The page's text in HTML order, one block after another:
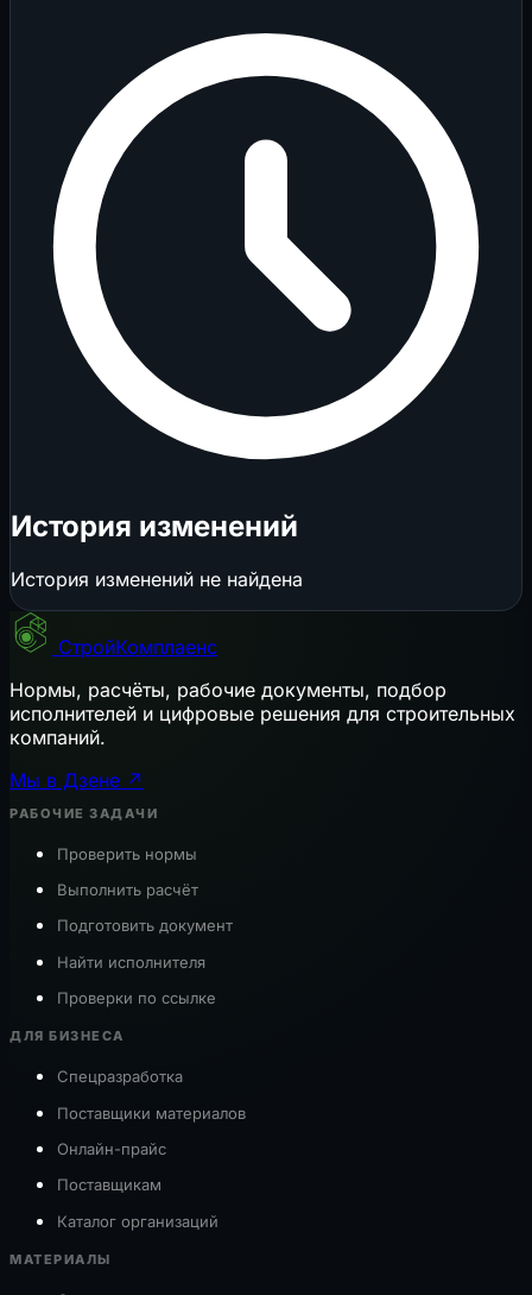
История изменений
История изменений не найдена
СтройКомплаенс
Нормы, расчёты, рабочие документы, подбор
исполнителей и цифровые решения для строительных
компаний.
Мы в Дзене ↗
РАБОЧИЕ ЗАДАЧИ
Проверить нормы
Выполнить расчёт
Подготовить документ
Найти исполнителя
Проверки по ссылке
ДЛЯ БИЗНЕСА
Спецразработка
Поставщики материалов
Онлайн-прайс
Поставщикам
Каталог организаций
МАТЕРИАЛЫ